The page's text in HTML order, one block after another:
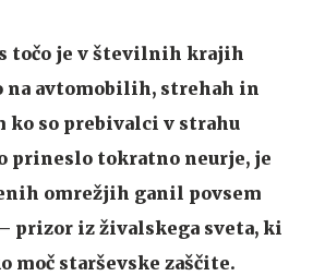
točo je v številnih krajih
na avtomobilih, strehah in
so prebivalci v strahu
prineslo tokratno neurje, je
omrežjih ganil povsem
prizor iz živalskega sveta, ki
moč starševske zaščite.